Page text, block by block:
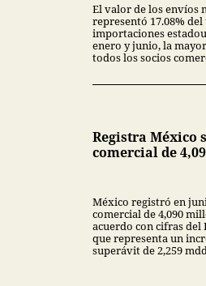
El valor de los envíos
representó 17.08%
importaciones
enero y junio, la
todos los socios
Registra México
comercial de
México registró en
comercial de 4,090
acuerdo con cifras del
que representa un
superávit de 2,259